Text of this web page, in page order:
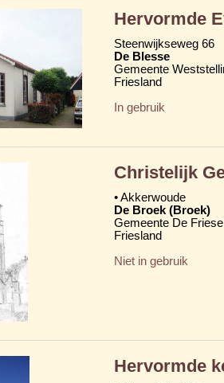
Hervormde
Steenwijkseweg 66
De Blesse
Gemeente
Friesland
In gebruik
Christelijk
• Akkerwoude
De Broek (Broek)
Gemeente De
Friesland
Niet in gebruik
Hervormde